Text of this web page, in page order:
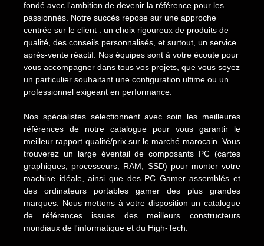
fondé avec l'ambition de devenir la référence pour les
passionnés. Notre succès repose sur une approche
centrée sur le client : un choix rigoureux de produits de
qualité, des conseils personnalisés, et surtout, un service
après-vente réactif. Nos équipes sont à votre écoute pour
vous accompagner dans tous vos projets, que vous soyez
un particulier souhaitant une configuration ultime ou un
professionnel exigeant en performance.
Nos spécialistes sélectionnent avec soin les meilleures
références de notre catalogue pour vous garantir le
meilleur rapport qualité/prix sur le marché marocain. Vous
trouverez un large éventail de composants PC (cartes
graphiques, processeurs, RAM, SSD) pour monter votre
machine idéale, ainsi que des PC Gamer assemblés et
des ordinateurs portables gamer des plus grandes
marques. Nous mettons à votre disposition un catalogue
de références issues des meilleurs constructeurs
mondiaux de l'informatique et du High-Tech.